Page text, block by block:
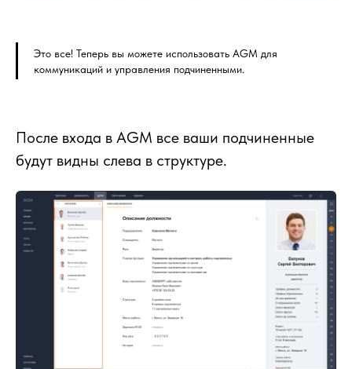
Это все! Теперь вы можете использовать AGM для
коммуникаций и управления подчиненными.
После входа в AGM все ваши подчиненные
будут видны слева в структуре.